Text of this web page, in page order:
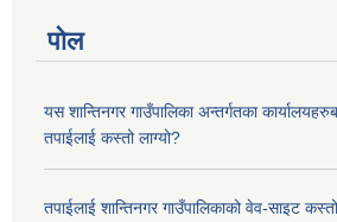
पोल
यस शान्तिनगर गाउँपालिका अन्तर्गतका
तपाईलाई कस्तो लाग्यो?
तपाईलाई शान्तिनगर गाउँपालिकाको वेव-साइट